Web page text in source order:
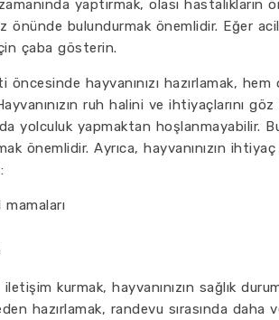
yaptırmak, olası hastalıkların
önünde bulundurmak önemlidir. Eğer
çaba gösterin.
öncesinde hayvanınızı hazırlamak,
ruh halini ve ihtiyaçlarını
yolculuk yapmaktan hoşlanmayabilir.
önemlidir. Ayrıca, hayvanınızın
kurmak, hayvanınızın sağlık
hazırlamak, randevu sırasında daha